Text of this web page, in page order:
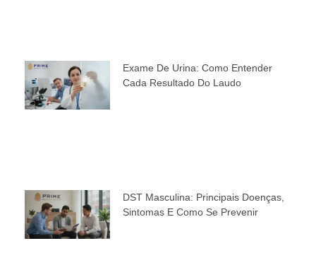
Exame De Urina: Como Entender
Cada Resultado Do Laudo
DST Masculina: Principais Doenças,
Sintomas E Como Se Prevenir